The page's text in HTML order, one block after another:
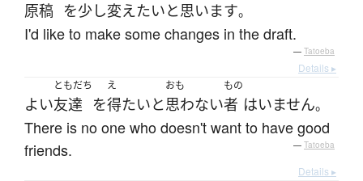
原稿 を少し変えたいと思います。
I'd like to make some changes in the draft.
— Tatoeba
Details ▸
よい
ともだち
友達 を
え
得たいと
おも
思わない
もの
者 はいません。
There is no one who doesn't want to have good
friends.
— Tatoeba
Details ▸